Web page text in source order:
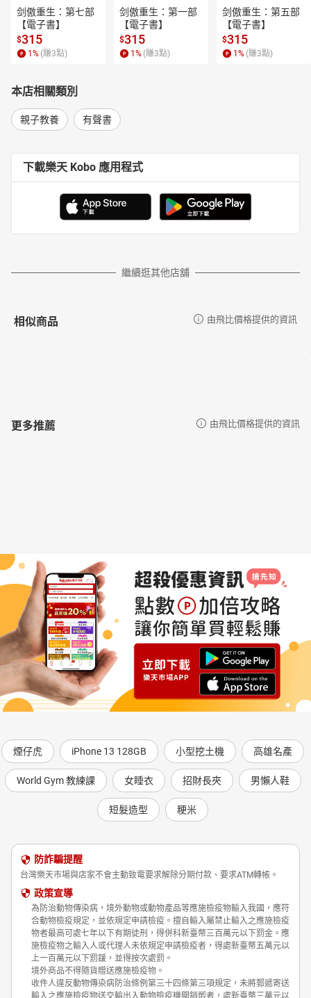
剑傲重生：第七部
【電子書】
$315
1 % (賺3點)
剑傲重生：第一部
【電子書】
$315
1 % (賺3點)
剑傲重生：第五部
【電子書】
$315
1 % (賺3點)
本店相關類別
親子教養 有聲書
下載樂天 Kobo 應用程式
繼續逛其他店舖
相似商品 由飛比價格提供的資訊
更多推薦 由飛比價格提供的資訊
煙仔虎 iPhone 13 128GB 小型挖土機 高雄名產
World Gym 教練課 女睡衣 招財長夾 男懶人鞋
短髮造型 粳米
防詐騙提醒
台灣樂天市場與店家不會主動致電要求解除分期付款、要求ATM轉帳。
政策宣導
為防治動物傳染病，境外動物或動物產品等應施檢疫物輸入我國，應符
合動物檢疫規定，並依規定申請檢疫。擅自輸入屬禁止輸入之應施檢疫
物者最高可處七年以下有期徒刑，得併科新臺幣三百萬元以下罰金。應
施檢疫物之輸入人或代理人未依規定申請檢疫者，得處新臺幣五萬元以
上一百萬元以下罰鍰，並得按次處罰。
境外商品不得隨貨贈送應施檢疫物。
收件人違反動物傳染病防治條例第三十四條第三項規定，未將郵遞寄送
輸入之應施檢疫物送交輸出入動物檢疫機關銷燬者，處新臺幣三萬元以